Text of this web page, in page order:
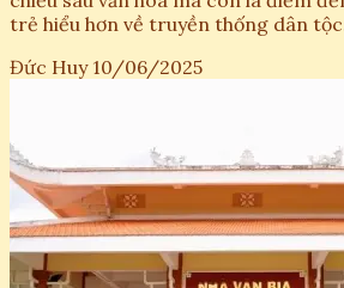
trẻ hiểu hơn về truyền thống dân
Đức Huy 10/06/2025